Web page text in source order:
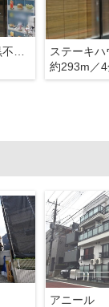
約293m／
アニール